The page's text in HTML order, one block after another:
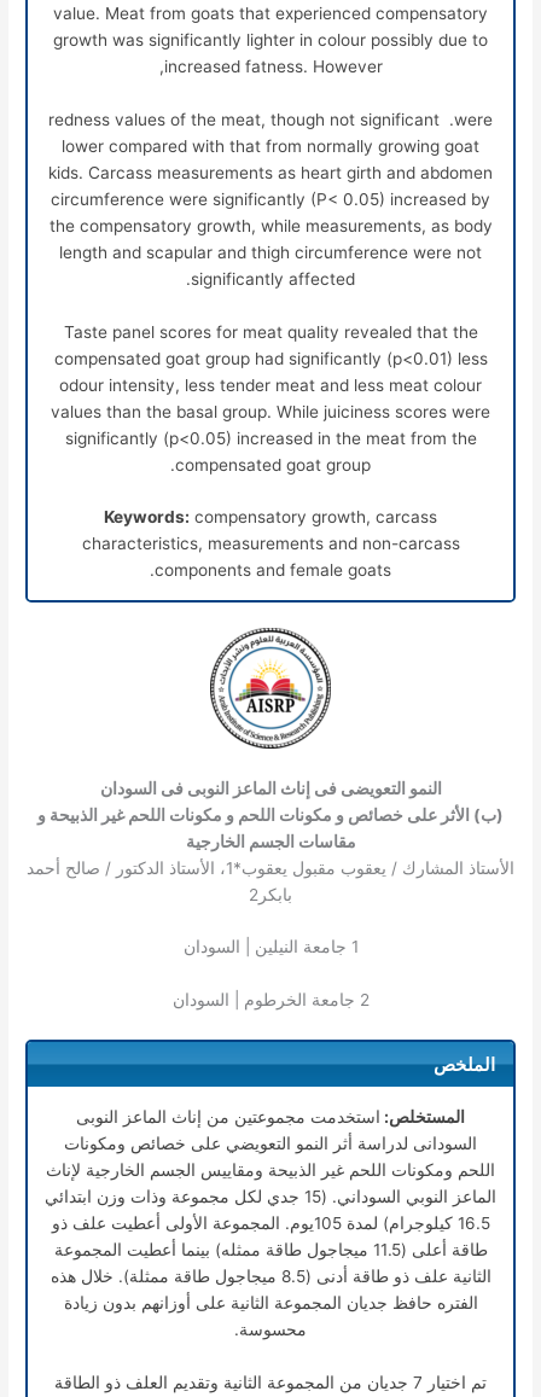
value. Meat from goats that experienced compensatory
growth was significantly lighter in colour possibly due to
increased fatness. However,
redness values of the meat, though not significant .were
lower compared with that from normally growing goat
kids. Carcass measurements as heart girth and abdomen
circumference were significantly (P< 0.05) increased by
the compensatory growth, while measurements, as body
length and scapular and thigh circumference were not
significantly affected.
Taste panel scores for meat quality revealed that the
compensated goat group had significantly (p<0.01) less
odour intensity, less tender meat and less meat colour
values than the basal group. While juiciness scores were
significantly (p<0.05) increased in the meat from the
compensated goat group.
Keywords: compensatory growth, carcass
characteristics, measurements and non-carcass
components and female goats.
النمو التعويضى فى إناث الماعز النوبى فى السودان
(ب) الأثر على خصائص و مكونات اللحم و مكونات اللحم غير الذبيحة و
مقاسات الجسم الخارجية
الأستاذ المشارك / يعقوب مقبول يعقوب*1، الأستاذ الدكتور / صالح أحمد
بابكر 2
1 جامعة النيلين | السودان
2 جامعة الخرطوم | السودان
الملخص
المستخلص: استخدمت مجموعتين من إناث الماعز النوبى
السودانى لدراسة أثر النمو التعويضي على خصائص ومكونات
اللحم ومكونات اللحم غير الذبيحة ومقاييس الجسم الخارجية لإناث
الماعز النوبي السوداني. (15 جدي لكل مجموعة وذات وزن ابتدائي
16.5 كيلوجرام) لمدة 105يوم. المجموعة الأولى أعطيت علف ذو
طاقة أعلى (11.5 ميجاجول طاقة ممثله) بينما أعطيت المجموعة
الثانية علف ذو طاقة أدنى (8.5 ميجاجول طاقة ممثلة). خلال هذه
الفتره حافظ جديان المجموعة الثانية على أوزانهم بدون زيادة
محسوسة.
تم اختيار 7 جديان من المجموعة الثانية وتقديم العلف ذو الطاقة